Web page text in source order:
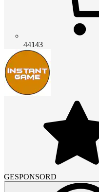
44143
GESPONSORD